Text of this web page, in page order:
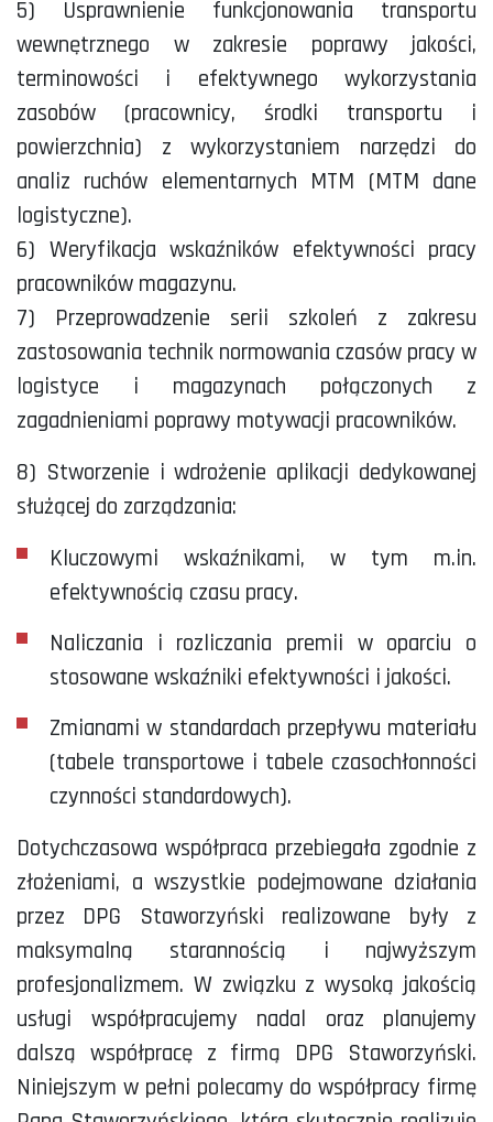
5) Usprawnienie funkcjonowania transportu
wewnętrznego w zakresie poprawy jakości,
terminowości i efektywnego wykorzystania
zasobów (pracownicy, środki transportu i
powierzchnia) z wykorzystaniem narzędzi do
analiz ruchów elementarnych MTM (MTM dane
logistyczne).
6) Weryfikacja wskaźników efektywności pracy
pracowników magazynu.
7) Przeprowadzenie serii szkoleń z zakresu
zastosowania technik normowania czasów pracy w
logistyce i magazynach połączonych z
zagadnieniami poprawy motywacji pracowników.
8) Stworzenie i wdrożenie aplikacji dedykowanej
służącej do zarządzania:
Kluczowymi wskaźnikami, w tym m.in.
efektywnością czasu pracy.
Naliczania i rozliczania premii w oparciu o
stosowane wskaźniki efektywności i jakości.
Zmianami w standardach przepływu materiału
(tabele transportowe i tabele czasochłonności
czynności standardowych).
Dotychczasowa współpraca przebiegała zgodnie z
złożeniami, a wszystkie podejmowane działania
przez DPG Staworzyński realizowane były z
maksymalną starannością i najwyższym
profesjonalizmem. W związku z wysoką jakością
usługi współpracujemy nadal oraz planujemy
dalszą współpracę z firmą DPG Staworzyński.
Niniejszym w pełni polecamy do współpracy firmę